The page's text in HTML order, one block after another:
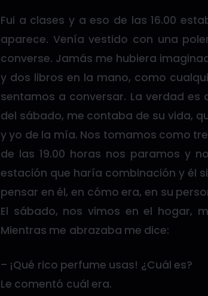
Fui a clases y a eso de las 16.00
aparece. Venía vestido con una
converse. Jamás me hubiera
y dos libros en la mano, como
sentamos a conversar. La verdad
del sábado, me contaba de su vida,
y yo de la mía. Nos tomamos como
de las 19.00 horas nos paramos y
estación que haría combinación y él
pensar en él, en cómo era, en su
El sábado, nos vimos en el hogar,
Mientras me abrazaba me dice:
– ¡Qué rico perfume usas! ¿Cuál es?
Le comentó cuál era.